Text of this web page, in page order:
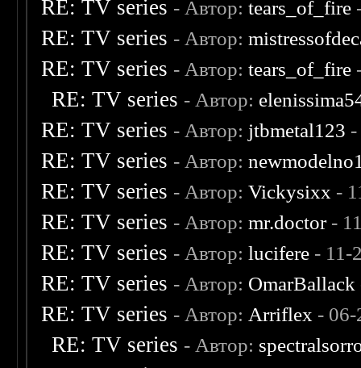
RE: TV series - Автор:tears_of_fire
RE: TV series - Автор:
RE: TV series - Автор:tears_of_fire
RE: TV series - Автор:
RE: TV series - Автор: jtbmetal123
RE: TV series - Автор:
RE: TV series - Автор:Vickysixx -
RE: TV series - Автор:mr.doctor-
RE: TV series - Автор:lucifere - 11-
RE: TV series - Автор: OmarBallack
RE: TV series - Автор: Arriflex -
RE: TV series - Автор: